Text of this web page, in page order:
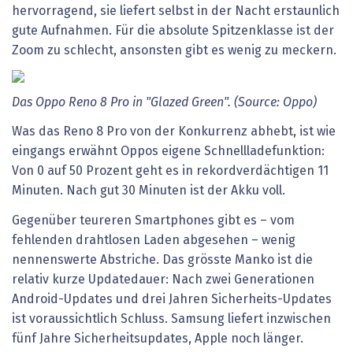
hervorragend, sie liefert selbst in der Nacht erstaunlich
gute Aufnahmen. Für die absolute Spitzenklasse ist der
Zoom zu schlecht, ansonsten gibt es wenig zu meckern.
Das Oppo Reno 8 Pro in "Glazed Green". (Source: Oppo)
Was das Reno 8 Pro von der Konkurrenz abhebt, ist wie
eingangs erwähnt Oppos eigene Schnellladefunktion:
Von 0 auf 50 Prozent geht es in rekordverdächtigen 11
Minuten. Nach gut 30 Minuten ist der Akku voll.
Gegenüber teureren Smartphones gibt es – vom
fehlenden drahtlosen Laden abgesehen – wenig
nennenswerte Abstriche. Das grösste Manko ist die
relativ kurze Updatedauer: Nach zwei Generationen
Android-Updates und drei Jahren Sicherheits-Updates
ist voraussichtlich Schluss. Samsung liefert inzwischen
fünf Jahre Sicherheitsupdates, Apple noch länger.